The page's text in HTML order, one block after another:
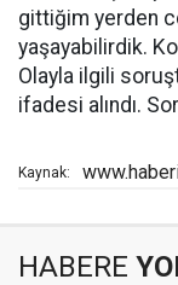
gittiğim yerden
yaşayabilirdik.
Olayla ilgili
ifadesi alındı.
Kaynak:
HABERE